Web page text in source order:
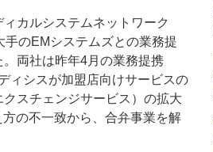
カルシステムネットワーク
手のEMシステムズとの業務提
両社は昨年4月の業務提携
ィシスが加盟店向けサービスの
スチェンジサービス）の拡大
の不一致から、合弁事業を解